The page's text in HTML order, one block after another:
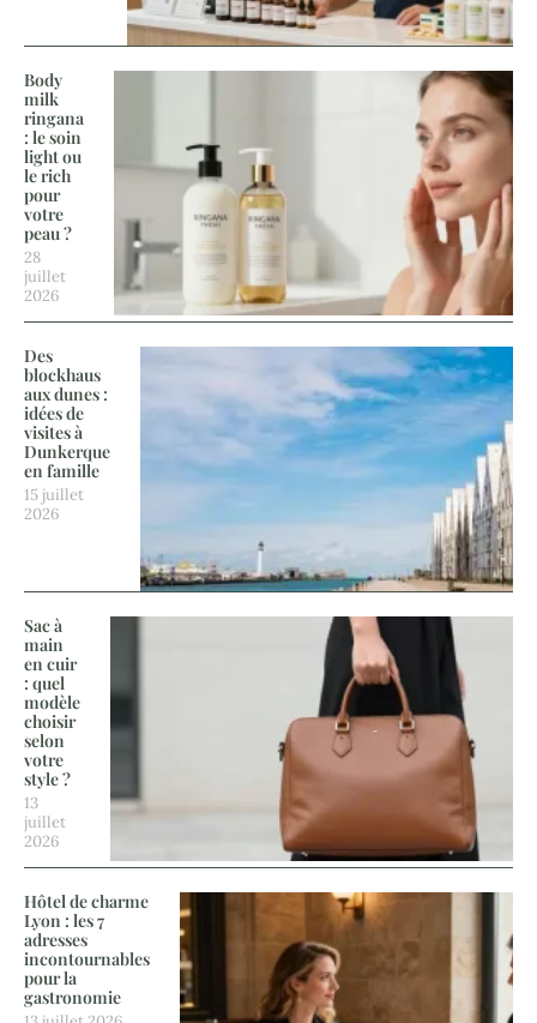
Body
milk
ringana
: le soin
light ou
le rich
pour
votre
peau ?
28
juillet
2026
Des
blockhaus
aux dunes :
idées de
visites à
Dunkerque
en famille
15 juillet
2026
Sac à
main
en cuir
: quel
modèle
choisir
selon
votre
style ?
13
juillet
2026
Hôtel de charme
Lyon : les 7
adresses
incontournables
pour la
gastronomie